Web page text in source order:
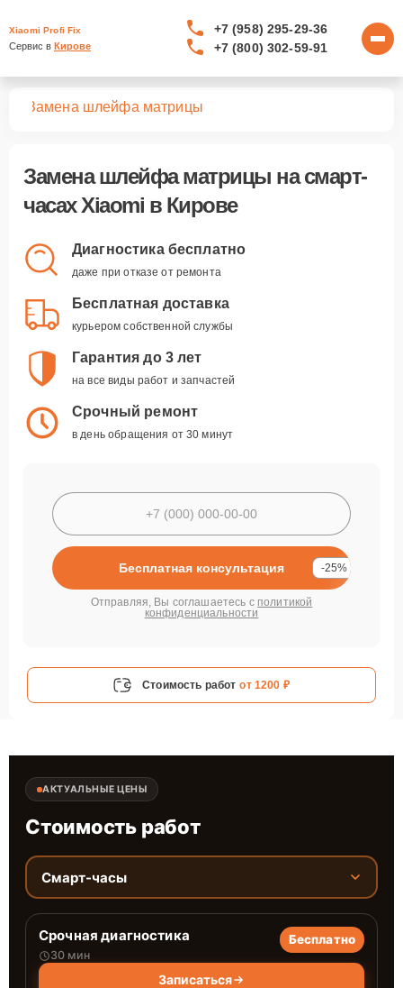
Xiaomi Profi Fix
Сервис в Кирове
+7 (958) 295-29-36
+7 (800) 302-59-91
Замена шлейфа матрицы
Замена шлейфа матрицы на смарт-
часах Xiaomi в Кирове
Диагностика бесплатно
даже при отказе от ремонта
Бесплатная доставка
курьером собственной службы
Гарантия до 3 лет
на все виды работ и запчастей
Срочный ремонт
в день обращения от 30 минут
Бесплатная консультация -25%
Отправляя, Вы соглашаетесь с политикой
конфиденциальности
Стоимость работ от 1200 ₽
АКТУАЛЬНЫЕ ЦЕНЫ
Стоимость работ
Смарт-часы
Срочная диагностика
30 мин
Бесплатно
Записаться